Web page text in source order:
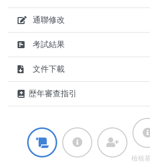
通聯修改
考試結果
文件下載
歴年審查指引
檢核